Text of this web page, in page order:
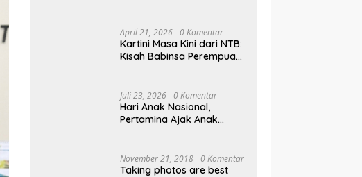
April 21, 2026 0 Komentar
Kartini Masa Kini dari NTB:
Kisah Babinsa Perempuan
Juli 23, 2026 0 Komentar
Hari Anak Nasional,
Pertamina Ajak Anak
Mangrove
November 21, 2018 0 Komentar
Taking photos are best